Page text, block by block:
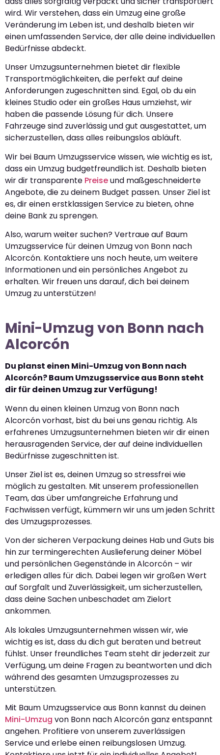
wird. Wir verstehen, dass ein Umzug eine große
Veränderung im Leben ist, und deshalb bieten wir
einen umfassenden Service, der alle deine individuellen
Bedürfnisse abdeckt.
Unser Umzugsunternehmen bietet dir flexible
Transportmöglichkeiten, die perfekt auf deine
Anforderungen zugeschnitten sind. Egal, ob du ein
kleines Studio oder ein großes Haus umziehst, wir
haben die passende Lösung für dich. Unsere
Fahrzeuge sind zuverlässig und gut ausgestattet, um
sicherzustellen, dass alles reibungslos abläuft.
Wir bei Baum Umzugsservice wissen, wie wichtig es ist,
dass ein Umzug budgetfreundlich ist. Deshalb bieten
wir dir transparente Preiseund maßgeschneiderte
Angebote, die zu deinem Budget passen. Unser Ziel ist
es, dir einen erstklassigen Service zu bieten, ohne
deine Bank zu sprengen.
Also, warum weiter suchen? Vertraue auf Baum
Umzugsservice für deinen Umzug von Bonn nach
Alcorcón. Kontaktiere uns noch heute, um weitere
Informationen und ein persönliches Angebot zu
erhalten. Wir freuen uns darauf, dich bei deinem
Umzug zu unterstützen!
Mini-Umzug von Bonn nach
Alcorcón
Du planst einen Mini-Umzug von Bonn nach
Alcorcón? Baum Umzugsservice aus Bonn steht
dir für deinen Umzug zur Verfügung!
Wenn du einen kleinen Umzug von Bonn nach
Alcorcón vorhast, bist du bei uns genau richtig. Als
erfahrenes Umzugsunternehmen bieten wir dir einen
herausragenden Service, der auf deine individuellen
Bedürfnisse zugeschnitten ist.
Unser Ziel ist es, deinen Umzug so stressfrei wie
möglich zu gestalten. Mit unserem professionellen
Team, das über umfangreiche Erfahrung und
Fachwissen verfügt, kümmern wir uns um jeden Schritt
des Umzugsprozesses.
Von der sicheren Verpackung deines Hab und Guts bis
hin zur termingerechten Auslieferung deiner Möbel
und persönlichen Gegenstände in Alcorcón – wir
erledigen alles für dich. Dabei legen wir großen Wert
auf Sorgfalt und Zuverlässigkeit, um sicherzustellen,
dass deine Sachen unbeschadet am Zielort
ankommen.
Als lokales Umzugsunternehmen wissen wir, wie
wichtig es ist, dass du dich gut beraten und betreut
fühlst. Unser freundliches Team steht dir jederzeit zur
Verfügung, um deine Fragen zu beantworten und dich
während des gesamten Umzugsprozesses zu
unterstützen.
Mit Baum Umzugsservice aus Bonn kannst du deinen
Mini-Umzug von Bonn nach Alcorcón ganz entspannt
angehen. Profitiere von unserem zuverlässigen
Service und erlebe einen reibungslosen Umzug.